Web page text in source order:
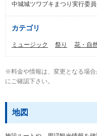
中城城ツワブキまつり実行委
カテゴリ
ミュージック 祭り 花・自
※料金や情報は、変更となる場
にご確認下さい。
地図